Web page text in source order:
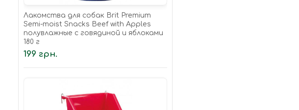
Лакомства для собак Brit Premium
Semi-moist Snacks Beef with Apples
полувлажные с говядиной и яблоками
180 г
199 грн.